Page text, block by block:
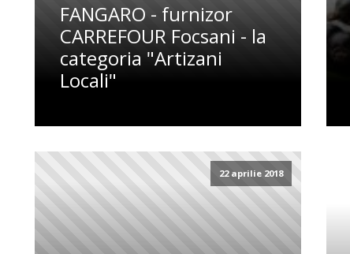
FANGARO - furnizor
CARREFOUR Focsani - la
categoria "Artizani
Locali"
22 aprilie 2018